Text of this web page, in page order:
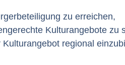
zu erreichen,
Kulturangebote zu
regional